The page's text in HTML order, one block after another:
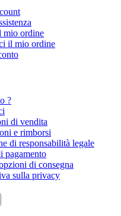
mio ordine
il mio ordine
?
di vendita
e rimborsi
di responsabilità legale
pagamento
di consegna
sulla privacy